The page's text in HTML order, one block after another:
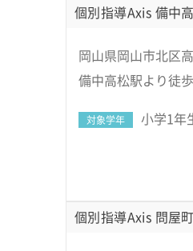
個別指導Axis 備中
岡山県岡山市北区
備中高松駅より徒
対象学年 小学1年
個別指導Axis 問屋